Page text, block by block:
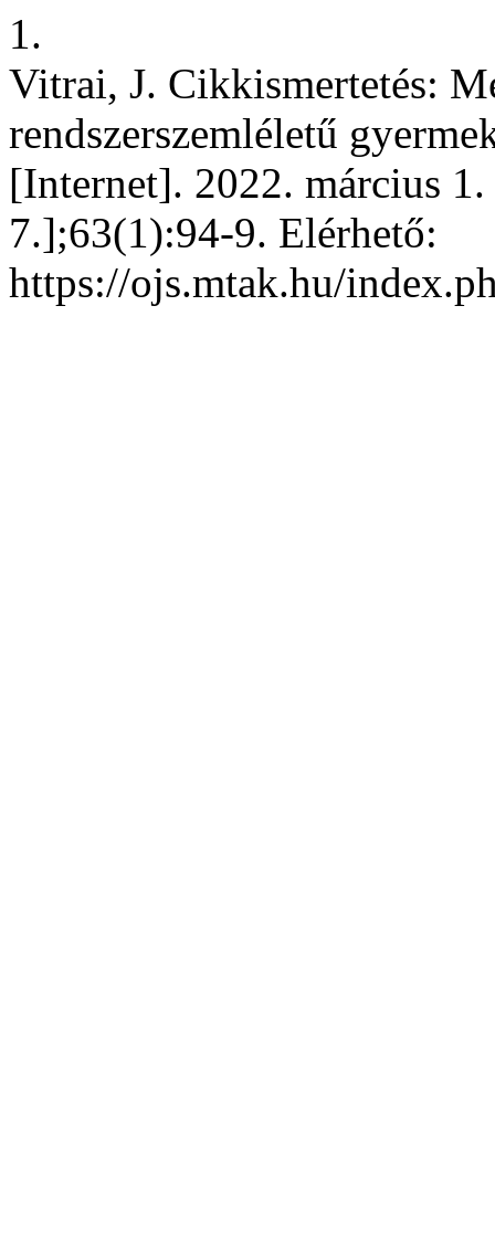
1.
Vitrai, J. Cikkismertetés:
rendszerszemléletű
[Internet]. 2022. március
7.];63(1):94-9. Elérhető:
https://ojs.mtak.hu/